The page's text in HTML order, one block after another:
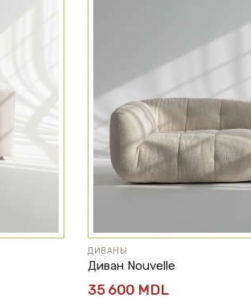
ДИВАНЫ
Диван Nouvelle
35 600 MDL